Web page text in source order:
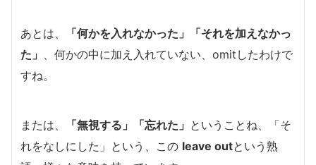
あとは、
「何かを入れなかった」「それを加えなかっ
た」
、何かの中に加え入れていない、omitしたわけで
すね。
または、 「無視する」「忘れた」 ということね、「そ
れをなしにした」という、この leave outという熟